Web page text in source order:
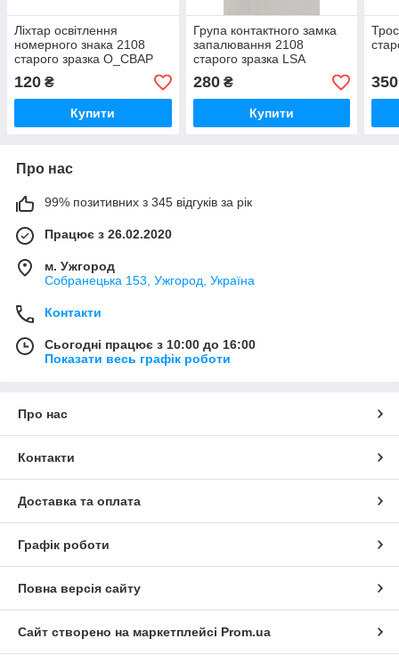
Ліхтар освітлення
номерного знака 2108
старого зразка О_СВАР
120 ₴
Купити
Група контактного замка
запалювання 2108
старого зразка LSA
280₴
Купити
350
Про нас
99% позитивних з 345 відгуків за рік
Працює з 26.02.2020
м. Ужгород
Собранецька 153, Ужгород, Україна
Контакти
Сьогодні працює з 10:00 до 16:00
Показати весь графік роботи
Про нас
Контакти
Доставка та оплата
Графік роботи
Повна версія сайту
Сайт створено на маркетплейсі Prom.ua